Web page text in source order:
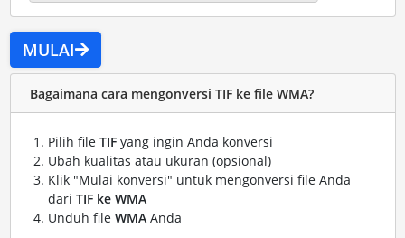
MULAI
Bagaimana cara mengonversi TIF ke file WMA?
Pilih file TIFyang ingin Anda konversi
Ubah kualitas atau ukuran (opsional)
Klik "Mulai konversi" untuk mengonversi file Anda
dari TIF ke WMA
Unduh file WMAAnda